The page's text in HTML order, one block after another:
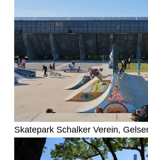
Skatepark Schalker Verein,